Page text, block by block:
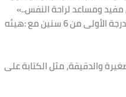
‬الفنان‭ ‬نايف‭ ‬شحادة‭: ‬‮«‬وكما‭ ‬هو‭ ‬معروف‭ ‬ومتداول‭ ‬علميًا‭ ‬وعالميًا‭ ‬وطبيًا‭ ‬أن‭ ‬التعامل‭ ‬مع‭ ‬الرمل‭ ‬مفيد‭ ‬ومساعد‭ ‬لراحة‭ ‬النفس‮»‬‭..